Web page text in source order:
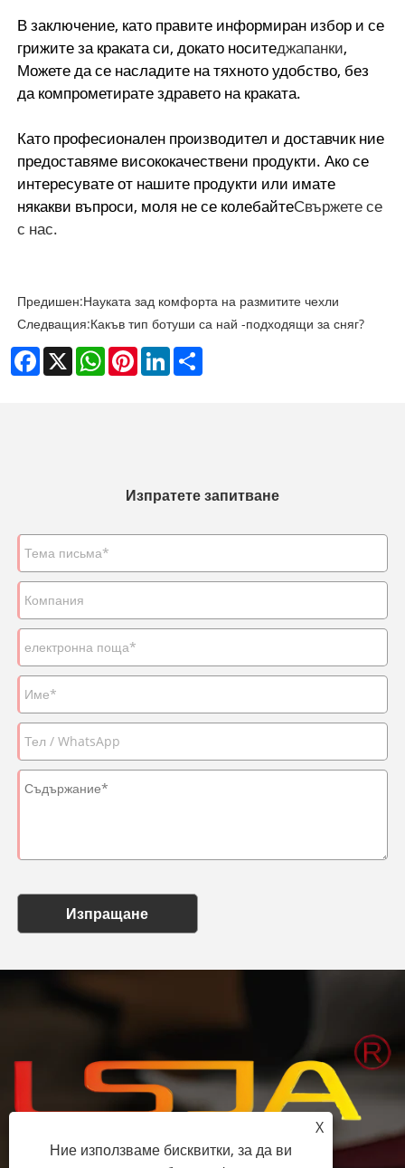
В заключение, като правите информиран избор и се
грижите за краката си, докато носитеджапанки,
Можете да се насладите на тяхното удобство, без
да компрометирате здравето на краката.
Като професионален производител и доставчик ние
предоставяме висококачествени продукти. Ако се
интересувате от нашите продукти или имате
някакви въпроси, моля не се колебайтеСвържете се
с нас.
Предишен:Науката зад комфорта на размитите чехли
Следващия:Какъв тип ботуши са най -подходящи за сняг?
Facebook
X WhatsAppPinterestLinkedIn
Изпратете запитване
Изпращане
X
Ние използваме бисквитки, за да ви